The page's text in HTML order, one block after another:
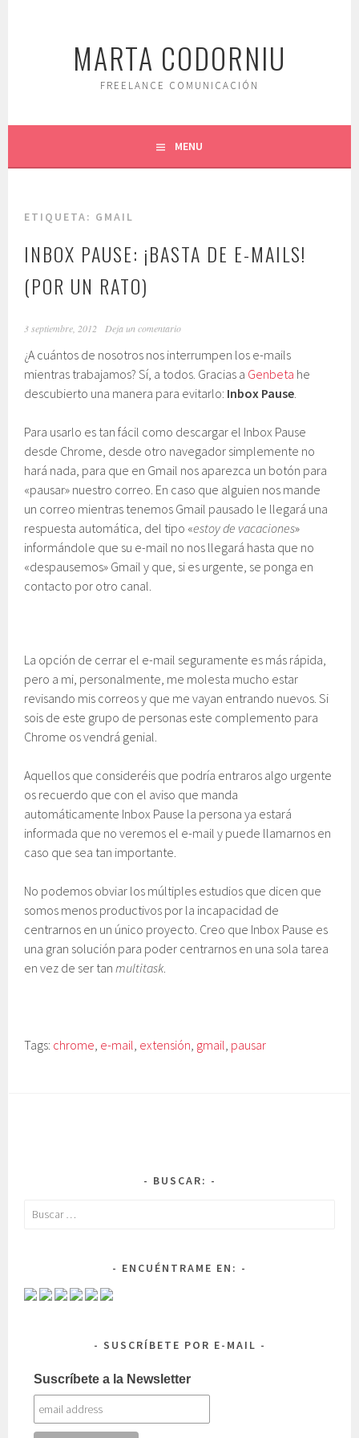
MARTA CODORNIU
FREELANCE COMUNICACIÓN
MENU
ETIQUETA: GMAIL
INBOX PAUSE: ¡BASTA DE E-MAILS!
(POR UN RATO)
3 septiembre, 2012 Deja un comentario
¿A cuántos de nosotros nos interrumpen los e-mails
mientras trabajamos? Sí, a todos. Gracias a Genbeta he
descubierto una manera para evitarlo: Inbox Pause.
Para usarlo es tan fácil como descargar el Inbox Pause
desde Chrome, desde otro navegador simplemente no
hará nada, para que en Gmail nos aparezca un botón para
«pausar» nuestro correo. En caso que alguien nos mande
un correo mientras tenemos Gmail pausado le llegará una
respuesta automática, del tipo «estoy de vacaciones»
informándole que su e-mail no nos llegará hasta que no
«despausemos» Gmail y que, si es urgente, se ponga en
contacto por otro canal.
La opción de cerrar el e-mail seguramente es más rápida,
pero a mi, personalmente, me molesta mucho estar
revisando mis correos y que me vayan entrando nuevos. Si
sois de este grupo de personas este complemento para
Chrome os vendrá genial.
Aquellos que consideréis que podría entraros algo urgente
os recuerdo que con el aviso que manda
automáticamente Inbox Pause la persona ya estará
informada que no veremos el e-mail y puede llamarnos en
caso que sea tan importante.
No podemos obviar los múltiples estudios que dicen que
somos menos productivos por la incapacidad de
centrarnos en un único proyecto. Creo que Inbox Pause es
una gran solución para poder centrarnos en una sola tarea
en vez de ser tanmultitask.
Tags: chrome, e-mail, extensión, gmail, pausar
BUSCAR:
Buscar:
ENCUÉNTRAME EN:
SUSCRÍBETE POR E-MAIL
Suscríbete a la Newsletter